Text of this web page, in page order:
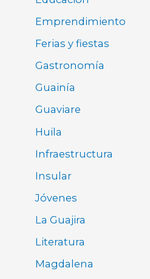
Emprendimiento
Ferias y fiestas
Gastronomía
Guainía
Guaviare
Huila
Infraestructura
Insular
Jóvenes
La Guajira
Literatura
Magdalena